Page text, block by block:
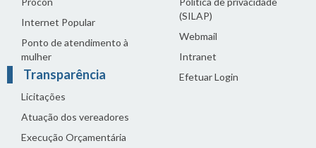
Internet Popular
Ponto de atendimento à
mulher
Transparência
Licitações
Atuação dos vereadores
Execução Orçamentária
(SILAP)
Webmail
Intranet
Efetuar Login